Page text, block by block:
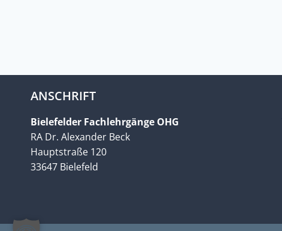
ANSCHRIFT
Bielefelder Fachlehrgänge OHG
RA Dr. Alexander Beck
Hauptstraße 120
33647 Bielefeld